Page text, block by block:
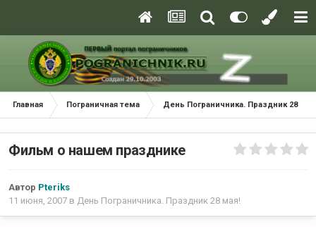
Главная Пограничная тема День Пограничника. Праздник 28 мая!
Фильм о нашем празднике
Автор Pteriks
11 июня, 2007 в День Пограничника. Праздник 28 мая!